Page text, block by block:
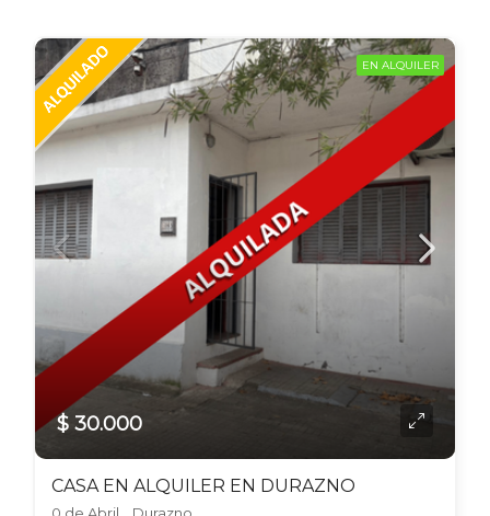
EN ALQUILER
$ 30.000
CASA EN ALQUILER EN DURAZNO